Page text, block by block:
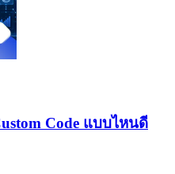
Code แบบไหนดี